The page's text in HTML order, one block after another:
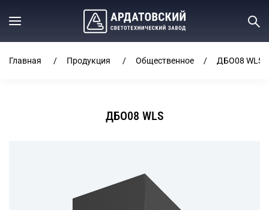
Главная Продукция Общественное ДБО08 WLS
ДБО08 WLS